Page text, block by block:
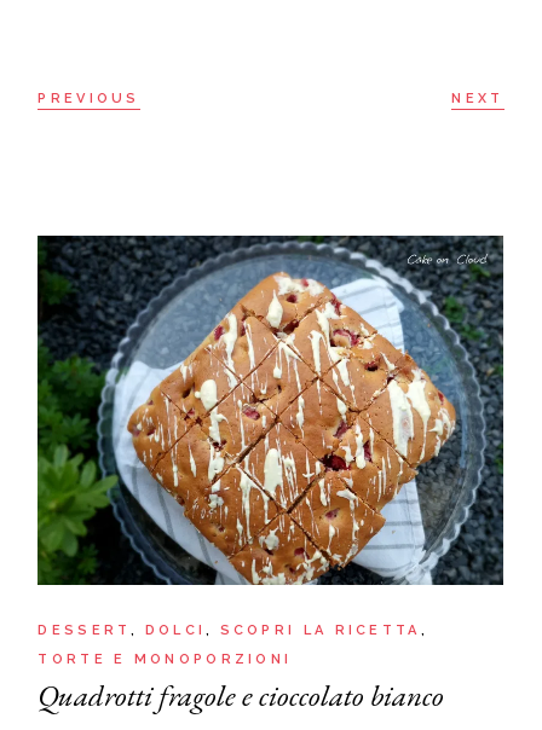
PREVIOUS NEXT
DESSERT DOLCI
SCOPRI LA RICETTA
TORTE E MONOPORZIONI
Quadrotti fragole e cioccolato bianco